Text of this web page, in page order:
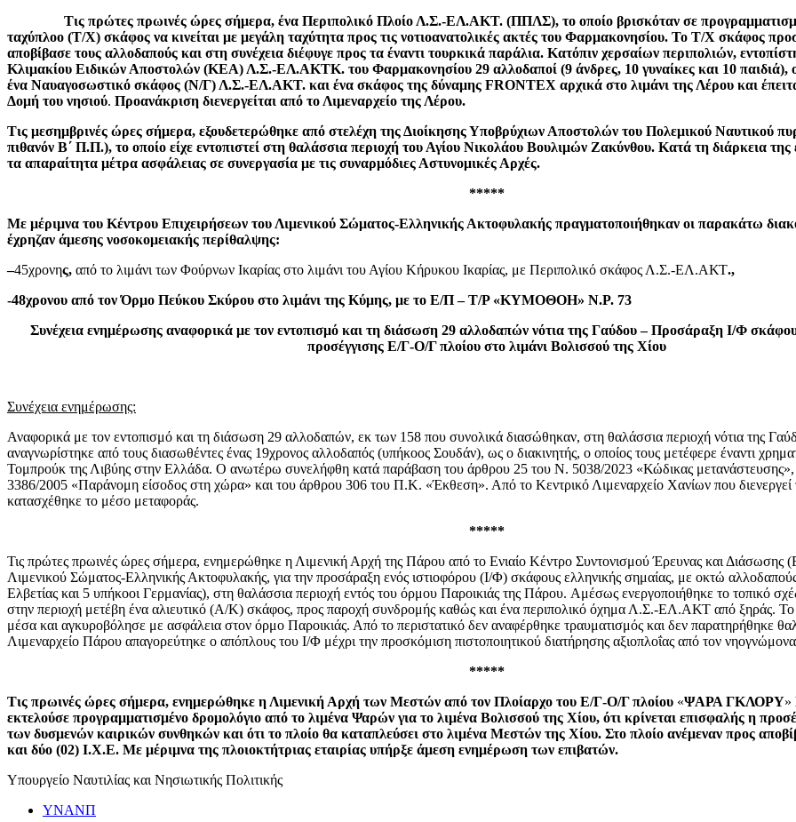
Τις πρώτες πρωινές ώρες σήμερα, ένα Περιπολικό Πλοίο Λ.Σ.-ΕΛ.ΑΚΤ. (ΠΠΛΣ), το οποίο βρισκόταν σε
ταχύπλοο (Τ/Χ) σκάφος να κινείται με μεγάλη ταχύτητα προς τις νοτιοανατολικές ακτές του Φαρμακονησίου. Το Τ/Χ σκάφος
αποβίβασε τους αλλοδαπούς και στη συνέχεια διέφυγε προς τα έναντι τουρκικά παράλια. Κατόπιν χερσαίων περιπολιών,
Κλιμακίου Ειδικών Αποστολών (ΚΕΑ) Λ.Σ.-ΕΛ.ΑΚΤΚ. του Φαρμακονησίου 29 αλλοδαποί (9 άνδρες, 10 γυναίκες και 10 παιδιά),
ένα Ναυαγοσωστικό σκάφος (Ν/Γ) Λ.Σ.-ΕΛ.ΑΚΤ. και ένα σκάφος της δύναμης FRONTEX αρχικά στο λιμάνι της Λέρου και
Δομή του νησιού. Προανάκριση διενεργείται από το Λιμεναρχείο της Λέρου.
Τις μεσημβρινές ώρες σήμερα, εξουδετερώθηκε από στελέχη της Διοίκησης Υποβρύχιων Αποστολών του Πολεμικού Ναυτικού
πιθανόν Β΄ Π.Π.), το οποίο είχε εντοπιστεί στη θαλάσσια περιοχή του Αγίου Νικολάου Βουλιμών Ζακύνθου. Κατά τη διάρκεια
τα απαραίτητα μέτρα ασφάλειας σε συνεργασία με τις συναρμόδιες Αστυνομικές Αρχές.
*****
Με μέριμνα του Κέντρου Επιχειρήσεων του Λιμενικού Σώματος-Ελληνικής Ακτοφυλακής πραγματοποιήθηκαν οι παρακάτω
έχρηζαν άμεσης νοσοκομειακής περίθαλψης:
–45χρονης, από το λιμάνι των Φούρνων Ικαρίας στο λιμάνι του Αγίου Κήρυκου Ικαρίας, με Περιπολικό σκάφος Λ.Σ.-ΕΛ.ΑΚΤ.,
-48χρονου από τον Όρμο Πεύκου Σκύρου στο λιμάνι της Κύμης, με το Ε/Π – Τ/Ρ «ΚΥΜΟΘΟΗ» Ν.Ρ. 73
Συνέχεια ενημέρωσης αναφορικά με τον εντοπισμό και τη διάσωση 29 αλλοδαπών νότια της Γαύδου – Προσάραξη Ι/Φ
προσέγγισης Ε/Γ-Ο/Γ πλοίου στο λιμάνι Βολισσού της Χίου
Συνέχεια ενημέρωσης:
Αναφορικά με τον εντοπισμό και τη διάσωση 29 αλλοδαπών, εκ των 158 που συνολικά διασώθηκαν, στη θαλάσσια περιοχή νότια της
αναγνωρίστηκε από τους διασωθέντες ένας 19χρονος αλλοδαπός (υπήκοος Σουδάν), ως ο διακινητής, ο οποίος τους μετέφερε έναντι
Τομπρούκ της Λιβύης στην Ελλάδα. Ο ανωτέρω συνελήφθη κατά παράβαση του άρθρου 25 του Ν. 5038/2023 «Κώδικας
3386/2005 «Παράνομη είσοδος στη χώρα» και του άρθρου 306 του Π.Κ. «Έκθεση». Από το Κεντρικό Λιμεναρχείο Χανίων που διενεργεί
κατασχέθηκε το μέσο μεταφοράς.
*****
Τις πρώτες πρωινές ώρες σήμερα, ενημερώθηκε η Λιμενική Αρχή της Πάρου από το Ενιαίο Κέντρο Συντονισμού Έρευνας και
Λιμενικού Σώματος-Ελληνικής Ακτοφυλακής, για την προσάραξη ενός ιστιοφόρου (Ι/Φ) σκάφους ελληνικής σημαίας, με οκτώ αλλοδαπούς
Ελβετίας και 5 υπήκοοι Γερμανίας), στη θαλάσσια περιοχή εντός του όρμου Παροικιάς της Πάρου. Αμέσως ενεργοποιήθηκε το τοπικό
στην περιοχή μετέβη ένα αλιευτικό (Α/Κ) σκάφος, προς παροχή συνδρομής καθώς και ένα περιπολικό όχημα Λ.Σ.-ΕΛ.ΑΚΤ από ξηράς.
μέσα και αγκυροβόλησε με ασφάλεια στον όρμο Παροικιάς. Από το περιστατικό δεν αναφέρθηκε τραυματισμός και δεν παρατηρήθηκε
Λιμεναρχείο Πάρου απαγορεύτηκε ο απόπλους του Ι/Φ μέχρι την προσκόμιση πιστοποιητικού διατήρησης αξιοπλοΐας από τον
*****
Τις πρωινές ώρες σήμερα, ενημερώθηκε η Λιμενική Αρχή των Μεστών από τον Πλοίαρχο του Ε/Γ-Ο/Γ πλοίου «ΨΑΡΑ ΓΚΛΟΡΥ»
εκτελούσε προγραμματισμένο δρομολόγιο από το λιμένα Ψαρών για το λιμένα Βολισσού της Χίου, ότι κρίνεται επισφαλής η
των δυσμενών καιρικών συνθηκών και ότι το πλοίο θα καταπλεύσει στο λιμένα Μεστών της Χίου. Στο πλοίο ανέμεναν προς
και δύο (02) Ι.Χ.Ε. Με μέριμνα της πλοιοκτήτριας εταιρίας υπήρξε άμεση ενημέρωση των επιβατών.
Υπουργείο Ναυτιλίας και Νησιωτικής Πολιτικής
ΥΝΑΝΠ